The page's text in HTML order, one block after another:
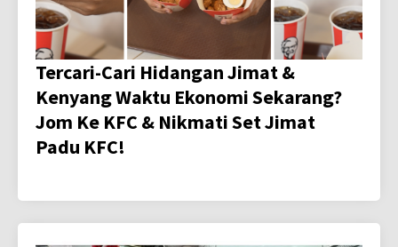
Tercari-Cari Hidangan Jimat &
Kenyang Waktu Ekonomi Sekarang?
Jom Ke KFC & Nikmati Set Jimat
Padu KFC!